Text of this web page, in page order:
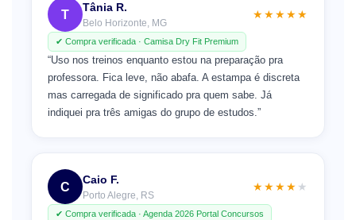
T
Tânia R.
Belo Horizonte, MG
★★★★★
✔ Compra verificada · Camisa Dry Fit Premium
“Uso nos treinos enquanto estou na preparação pra
professora. Fica leve, não abafa. A estampa é discreta
mas carregada de significado pra quem sabe. Já
indiquei pra três amigas do grupo de estudos.”
C
Caio F.
Porto Alegre, RS
★★★★ ★
✔ Compra verificada · Agenda 2026 Portal Concursos